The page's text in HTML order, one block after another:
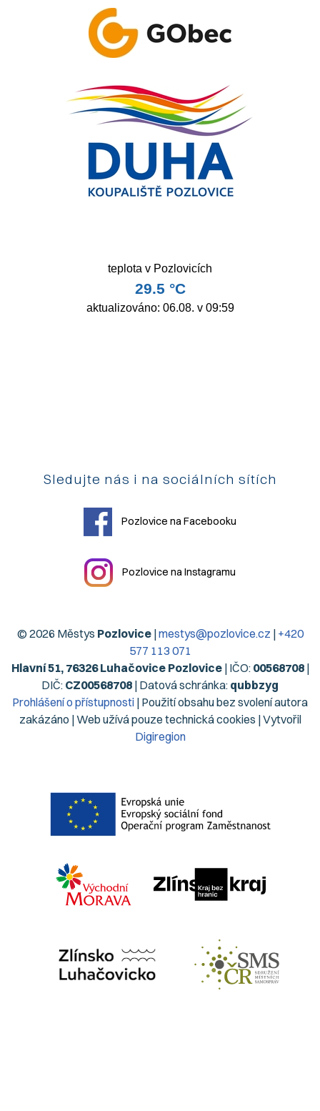
Sledujte nás i na sociálních sítích
Pozlovice na Facebooku
Pozlovice na Instagramu
© 2026 Městys Pozlovice|mestys@pozlovice.cz | +420
577 113 071
Hlavní 51, 76326 Luhačovice Pozlovice| IČO: 00568708|
DIČ: CZ00568708 | Datová schránka: qubbzyg
Prohlášení o přístupnosti | Použití obsahu bez svolení autora
zakázáno | Web užívá pouze technická cookies | Vytvořil
Digiregion